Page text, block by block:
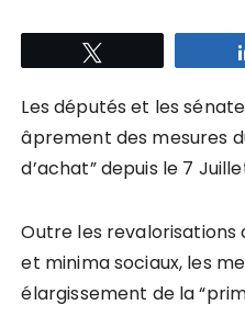
Les députés et les
âprement des mesures
d’achat” depuis le 7
Outre les revalorisations
et minima sociaux, les
élargissement de la